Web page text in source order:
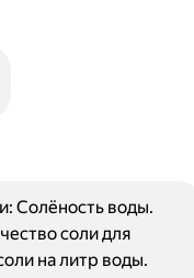
Солёность воды.
соли для
на литр воды.